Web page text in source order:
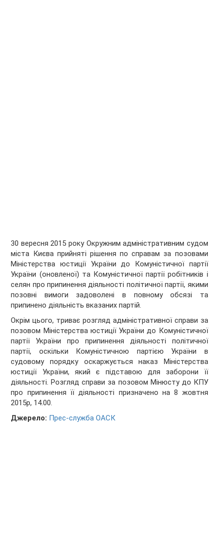
30 вересня 2015 року Окружним адміністративним судом
міста Києва прийняті рішення по справам за позовами
Міністерства юстиції України до Комуністичної партії
України (оновленої) та Комуністичної партії робітників і
селян про припинення діяльності політичної партії, якими
позовні вимоги задоволені в повному обсязі та
припинено діяльність вказаних партій.
Окрім цього, триває розгляд адміністративної справи за
позовом Міністерства юстиції України до Комуністичної
партії України про припинення діяльності політичної
партії, оскільки Комуністичною партією України в
судовому порядку оскаржується наказ Міністерства
юстиції України, який є підставою для заборони її
діяльності. Розгляд справи за позовом Мінюсту до КПУ
про припинення її діяльності призначено на 8 жовтня
2015р, 14.00.
Джерело: Прес-служба ОАСК